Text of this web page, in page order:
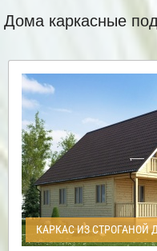
Дома каркасные
КАРКАС ИЗ СТРОГАНОЙ